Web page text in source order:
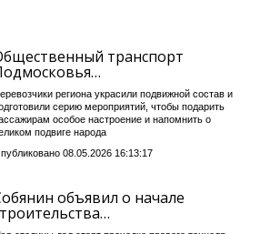
транспорт
региона украсили подвижной состав и
серию мероприятий, чтобы подарить
особое настроение и напомнить о
подвиге народа
08.05.2026 16:13:17
объявил о начале